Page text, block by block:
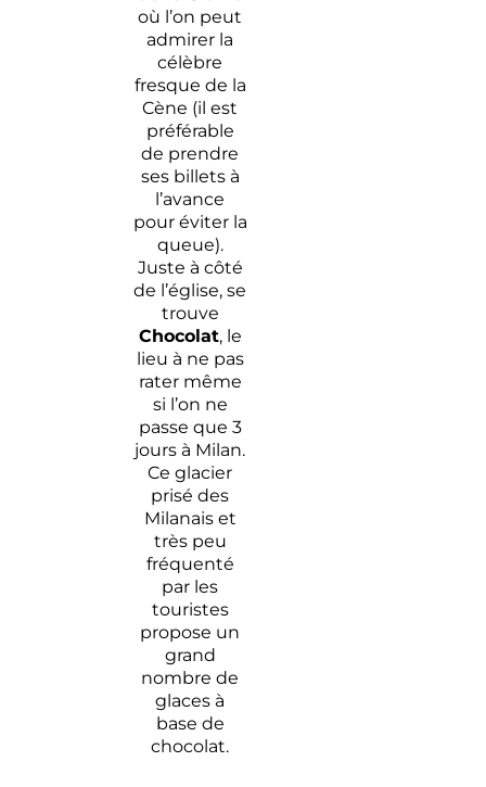
où l’on peut
admirer la
célèbre
fresque de la
Cène (il est
préférable
de prendre
ses billets à
l’avance
pour éviter la
queue).
Juste à côté
de l’église, se
trouve
Chocolat, le
lieu à ne pas
rater même
si l’on ne
passe que 3
jours à Milan.
Ce glacier
prisé des
Milanais et
très peu
fréquenté
par les
touristes
propose un
grand
nombre de
glaces à
base de
chocolat.